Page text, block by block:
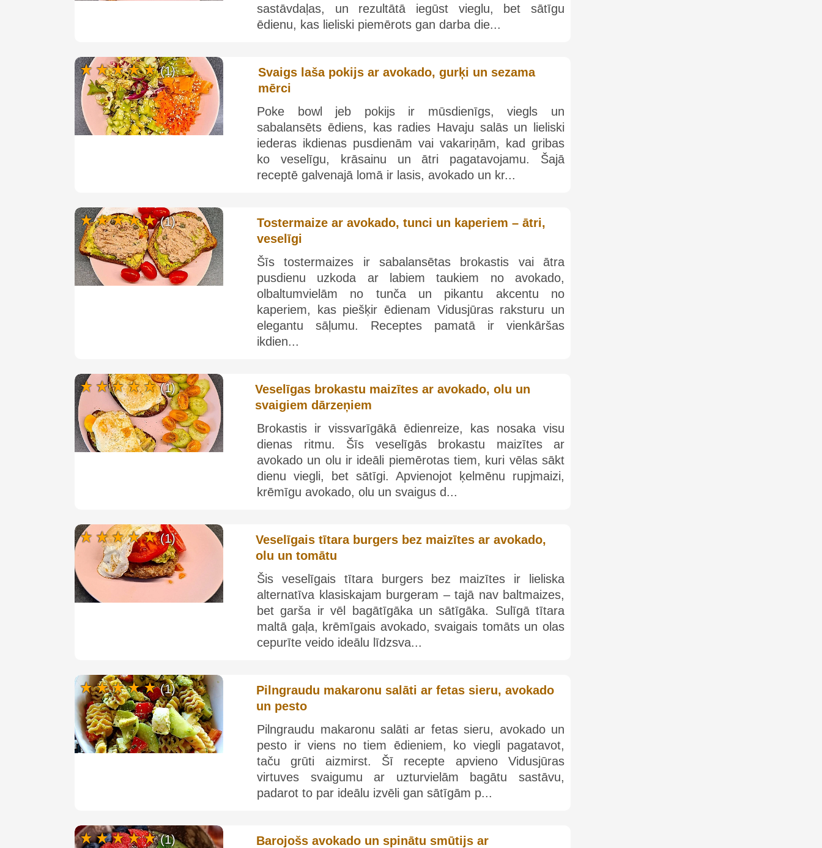
sastāvdaļas, un rezultātā iegūst vieglu, bet sātīgu
ēdienu, kas lieliski piemērots gan darba die...
Svaigs laša pokijs ar avokado, gurķi un sezama
mērci
Poke bowl jeb pokijs ir mūsdienīgs, viegls un
sabalansēts ēdiens, kas radies Havaju salās un lieliski
iederas ikdienas pusdienām vai vakariņām, kad gribas
ko veselīgu, krāsainu un ātri pagatavojamu. Šajā
receptē galvenajā lomā ir lasis, avokado un kr...
(1)
Tostermaize ar avokado, tunci un kaperiem – ātri,
veselīgi
Šīs tostermaizes ir sabalansētas brokastis vai ātra
pusdienu uzkoda ar labiem taukiem no avokado,
olbaltumvielām no tunča un pikantu akcentu no
kaperiem, kas piešķir ēdienam Vidusjūras raksturu un
elegantu sāļumu. Receptes pamatā ir vienkāršas
ikdien...
(1)
Veselīgas brokastu maizītes ar avokado, olu un
svaigiem dārzeņiem
Brokastis ir vissvarīgākā ēdienreize, kas nosaka visu
dienas ritmu. Šīs veselīgās brokastu maizītes ar
avokado un olu ir ideāli piemērotas tiem, kuri vēlas sākt
dienu viegli, bet sātīgi. Apvienojot ķelmēnu rupjmaizi,
krēmīgu avokado, olu un svaigus d...
(1)
Veselīgais tītara burgers bez maizītes ar avokado,
olu un tomātu
Šis veselīgais tītara burgers bez maizītes ir lieliska
alternatīva klasiskajam burgeram – tajā nav baltmaizes,
bet garša ir vēl bagātīgāka un sātīgāka. Sulīgā tītara
maltā gaļa, krēmīgais avokado, svaigais tomāts un olas
cepurīte veido ideālu līdzsva...
(1)
Pilngraudu makaronu salāti ar fetas sieru, avokado
un pesto
Pilngraudu makaronu salāti ar fetas sieru, avokado un
pesto ir viens no tiem ēdieniem, ko viegli pagatavot,
taču grūti aizmirst. Šī recepte apvieno Vidusjūras
virtuves svaigumu ar uzturvielām bagātu sastāvu,
padarot to par ideālu izvēli gan sātīgām p...
(1)
Barojošs avokado un spinātu smūtijs ar
(1)